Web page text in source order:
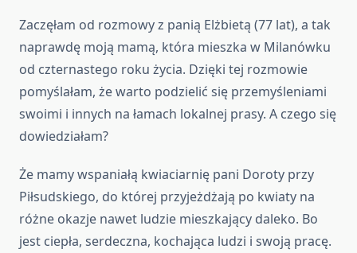
Zaczęłam od rozmowy z panią Elżbietą (77 lat), a tak
naprawdę moją mamą, która mieszka w Milanówku
od czternastego roku życia. Dzięki tej rozmowie
pomyślałam, że warto podzielić się przemyśleniami
swoimi i innych na łamach lokalnej prasy. A czego się
dowiedziałam?
Że mamy wspaniałą kwiaciarnię pani Doroty przy
Piłsudskiego, do której przyjeżdżają po kwiaty na
różne okazje nawet ludzie mieszkający daleko. Bo
jest ciepła, serdeczna, kochająca ludzi i swoją pracę.